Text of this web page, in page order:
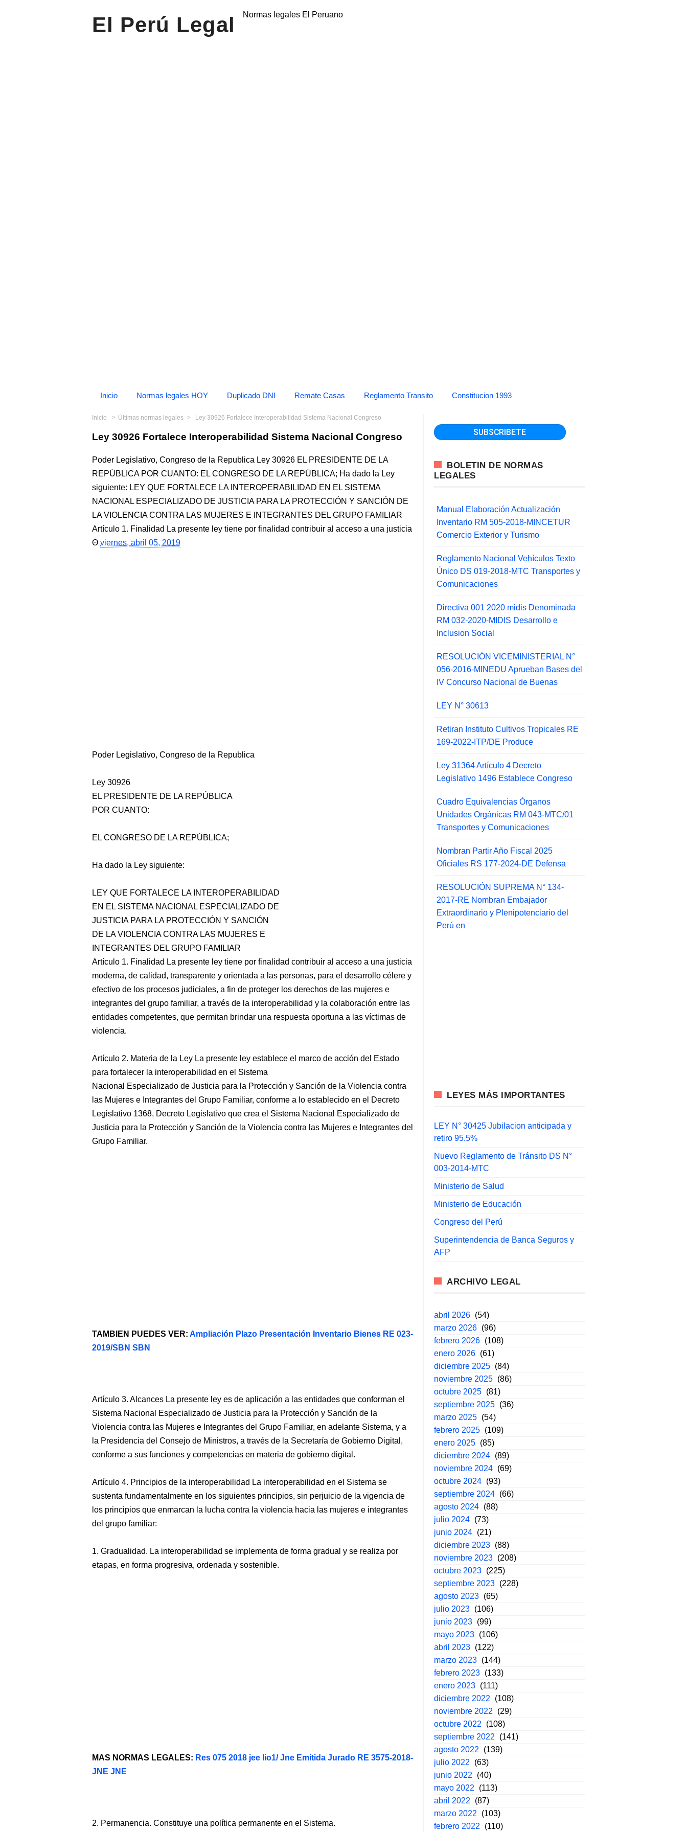
El Perú Legal Normas legales El Peruano
Inicio Normas legales HOY Duplicado DNI Remate Casas Reglamento Transito Constitucion 1993
Inicio Últimas normas legales Ley 30926 Fortalece Interoperabilidad Sistema Nacional Congreso
Ley 30926 Fortalece Interoperabilidad Sistema Nacional Congreso
Poder Legislativo, Congreso de la Republica Ley 30926 EL PRESIDENTE DE LA
REPÚBLICA POR CUANTO: EL CONGRESO DE LA REPÚBLICA; Ha dado la Ley
siguiente: LEY QUE FORTALECE LA INTEROPERABILIDAD EN EL SISTEMA
NACIONAL ESPECIALIZADO DE JUSTICIA PARA LA PROTECCIÓN Y SANCIÓN DE
LA VIOLENCIA CONTRA LAS MUJERES E INTEGRANTES DEL GRUPO FAMILIAR
Artículo 1. Finalidad La presente ley tiene por finalidad contribuir al acceso a una justicia
viernes, abril 05, 2019
Poder Legislativo, Congreso de la Republica
Ley 30926
EL PRESIDENTE DE LA REPÚBLICA
POR CUANTO:
EL CONGRESO DE LA REPÚBLICA;
Ha dado la Ley siguiente:
LEY QUE FORTALECE LA INTEROPERABILIDAD
EN EL SISTEMA NACIONAL ESPECIALIZADO DE
JUSTICIA PARA LA PROTECCIÓN Y SANCIÓN
DE LA VIOLENCIA CONTRA LAS MUJERES E
INTEGRANTES DEL GRUPO FAMILIAR
Artículo 1. Finalidad La presente ley tiene por finalidad contribuir al acceso a una justicia
moderna, de calidad, transparente y orientada a las personas, para el desarrollo célere y
efectivo de los procesos judiciales, a fin de proteger los derechos de las mujeres e
integrantes del grupo familiar, a través de la interoperabilidad y la colaboración entre las
entidades competentes, que permitan brindar una respuesta oportuna a las víctimas de
violencia.
Artículo 2. Materia de la Ley La presente ley establece el marco de acción del Estado
para fortalecer la interoperabilidad en el Sistema
Nacional Especializado de Justicia para la Protección y Sanción de la Violencia contra
las Mujeres e Integrantes del Grupo Familiar, conforme a lo establecido en el Decreto
Legislativo 1368, Decreto Legislativo que crea el Sistema Nacional Especializado de
Justicia para la Protección y Sanción de la Violencia contra las Mujeres e Integrantes del
Grupo Familiar.
TAMBIEN PUEDES VER: Ampliación Plazo Presentación Inventario Bienes RE 023-
2019/SBN SBN
Artículo 3. Alcances La presente ley es de aplicación a las entidades que conforman el
Sistema Nacional Especializado de Justicia para la Protección y Sanción de la
Violencia contra las Mujeres e Integrantes del Grupo Familiar, en adelante Sistema, y a
la Presidencia del Consejo de Ministros, a través de la Secretaría de Gobierno Digital,
conforme a sus funciones y competencias en materia de gobierno digital.
Artículo 4. Principios de la interoperabilidad La interoperabilidad en el Sistema se
sustenta fundamentalmente en los siguientes principios, sin perjuicio de la vigencia de
los principios que enmarcan la lucha contra la violencia hacia las mujeres e integrantes
del grupo familiar:
1. Gradualidad. La interoperabilidad se implementa de forma gradual y se realiza por
etapas, en forma progresiva, ordenada y sostenible.
MAS NORMAS LEGALES: Res 075 2018 jee lio1/ Jne Emitida Jurado RE 3575-2018-
JNE JNE
2. Permanencia. Constituye una política permanente en el Sistema.
BOLETIN DE NORMAS
LEGALES
Manual Elaboración Actualización
Inventario RM 505-2018-MINCETUR
Comercio Exterior y Turismo
Reglamento Nacional Vehículos Texto
Único DS 019-2018-MTC Transportes y
Comunicaciones
Directiva 001 2020 midis Denominada
RM 032-2020-MIDIS Desarrollo e
Inclusion Social
RESOLUCIÓN VICEMINISTERIAL N°
056-2016-MINEDU Aprueban Bases del
IV Concurso Nacional de Buenas
LEY N° 30613
Retiran Instituto Cultivos Tropicales RE
169-2022-ITP/DE Produce
Ley 31364 Artículo 4 Decreto
Legislativo 1496 Establece Congreso
Cuadro Equivalencias Órganos
Unidades Orgánicas RM 043-MTC/01
Transportes y Comunicaciones
Nombran Partir Año Fiscal 2025
Oficiales RS 177-2024-DE Defensa
RESOLUCIÓN SUPREMA N° 134-
2017-RE Nombran Embajador
Extraordinario y Plenipotenciario del
Perú en
LEYES MÁS IMPORTANTES
LEY N° 30425 Jubilacion anticipada y
retiro 95.5%
Nuevo Reglamento de Tránsito DS N°
003-2014-MTC
Ministerio de Salud
Ministerio de Educación
Congreso del Perú
Superintendencia de Banca Seguros y
AFP
ARCHIVO LEGAL
abril 2026 (54)
marzo 2026 (96)
febrero 2026 (108)
enero 2026 (61)
diciembre 2025 (84)
noviembre 2025 (86)
octubre 2025 (81)
septiembre 2025 (36)
marzo 2025 (54)
febrero 2025 (109)
enero 2025 (85)
diciembre 2024 (89)
noviembre 2024 (69)
octubre 2024 (93)
septiembre 2024 (66)
agosto 2024 (88)
julio 2024 (73)
junio 2024 (21)
diciembre 2023 (88)
noviembre 2023 (208)
octubre 2023 (225)
septiembre 2023 (228)
agosto 2023 (65)
julio 2023 (106)
junio 2023 (99)
mayo 2023 (106)
abril 2023 (122)
marzo 2023 (144)
febrero 2023 (133)
enero 2023 (111)
diciembre 2022
(108)
noviembre 2022
(29)
octubre 2022
(108)
septiembre 2022
(141)
agosto 2022
(139)
julio 2022
(63)
junio 2022
(40)
mayo 2022
(113)
abril 2022
(87)
marzo 2022
(103)
febrero 2022
(110)